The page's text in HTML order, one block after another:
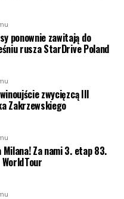
ponownie zawitają do
rusza StarDrive Poland
zwycięzcą III
Zakrzewskiego
Za nami 3. etap 83.